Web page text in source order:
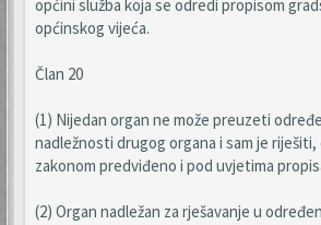
općini služba koja se odredi propisom
općinskog vijeća.
Član 20
(1) Nijedan organ ne može preuzeti
nadležnosti drugog organa i sam je riješiti,
zakonom predviđeno i pod uvjetima
(2) Organ nadležan za rješavanje u